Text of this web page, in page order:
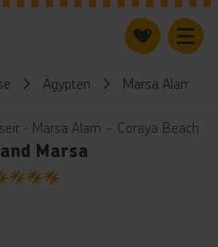
Ägypten Marsa Alam &
∙ Marsa Alam - Coraya Beach
Marsa